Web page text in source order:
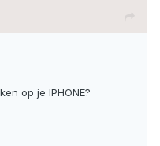
op je IPHONE?